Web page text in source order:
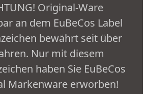
Original-Ware
an dem EuBeCos Label
bewährt seit über
Nur mit diesem
haben Sie EuBeCos
Markenware erworben!